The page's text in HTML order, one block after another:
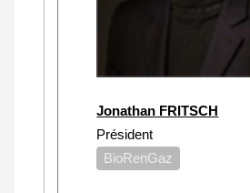
Jonathan FRITSCH
Président
BioRenGaz